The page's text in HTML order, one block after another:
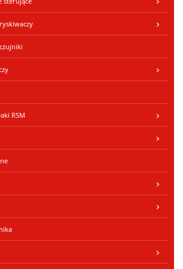
keyboard_arrow_right
keyboard_arrow_right
keyboard_arrow_right
RSM keyboard_arrow_right
keyboard_arrow_right
keyboard_arrow_right
keyboard_arrow_right
keyboard_arrow_right